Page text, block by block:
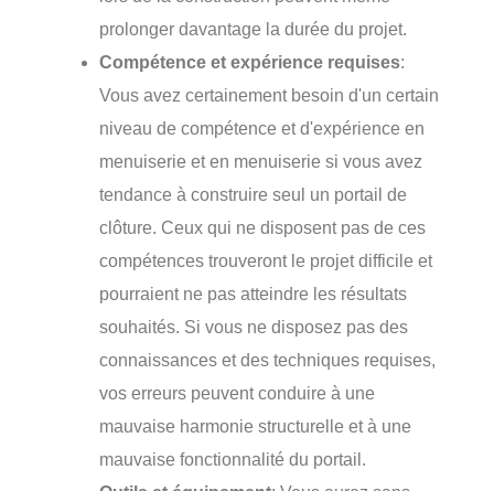
prolonger davantage la durée du projet.
Compétence et expérience requises:
Vous avez certainement besoin d'un certain
niveau de compétence et d'expérience en
menuiserie et en menuiserie si vous avez
tendance à construire seul un portail de
clôture. Ceux qui ne disposent pas de ces
compétences trouveront le projet difficile et
pourraient ne pas atteindre les résultats
souhaités. Si vous ne disposez pas des
connaissances et des techniques requises,
vos erreurs peuvent conduire à une
mauvaise harmonie structurelle et à une
mauvaise fonctionnalité du portail.